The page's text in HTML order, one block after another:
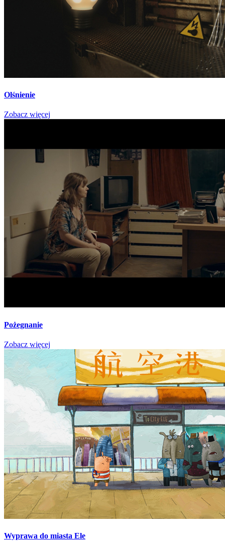
Olśnienie
Zobacz więcej
Pożegnanie
Zobacz więcej
Wyprawa do miasta Ele